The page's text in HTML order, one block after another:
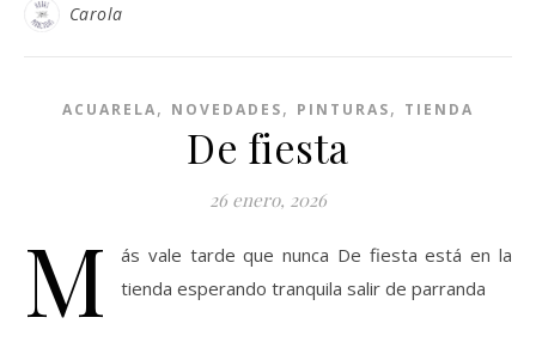
Carola
ACUARELA, NOVEDADES, PINTURAS, TIENDA
De fiesta
26 enero, 2026
M
ás vale tarde que nunca De fiesta está en la
tienda esperando tranquila salir de parranda